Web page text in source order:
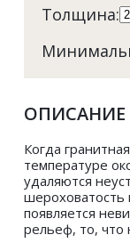
Толщина:
ОПИСАНИЕ
Когда
температуре
удаляются
шероховатость
появляется
рельеф, то, что